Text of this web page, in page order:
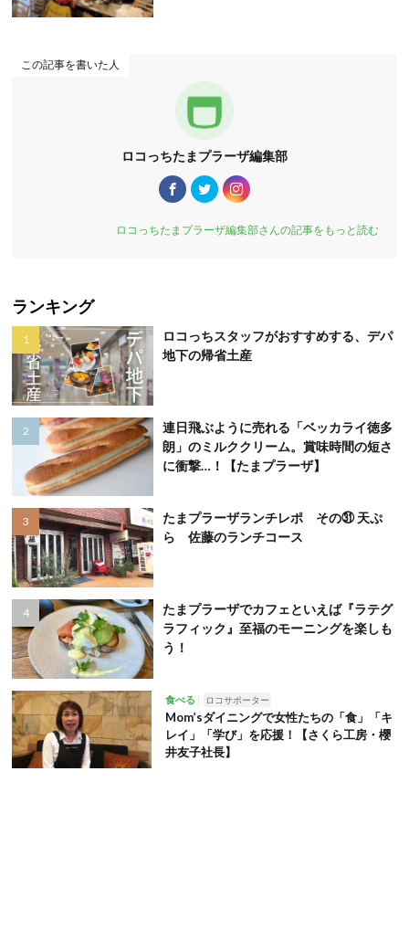
この記事を書いた人
ロコっちたまプラーザ編集部
ロコっちたまプラーザ編集部さんの記事をもっと読む
ランキング
ロコっちスタッフがおすすめする、デパ
地下の帰省土産
連日飛ぶように売れる「ベッカライ徳多
朗」のミルククリーム。賞味時間の短さ
に衝撃…！【たまプラーザ】
たまプラーザランチレポ その㉛ 天ぷ
ら 佐藤のランチコース
たまプラーザでカフェといえば『ラテグ
ラフィック』至福のモーニングを楽しも
う！
食べる ロコサポーター
Mom’sダイニングで女性たちの「食」「キ
レイ」「学び」を応援！【さくら工房・櫻
井友子社長】